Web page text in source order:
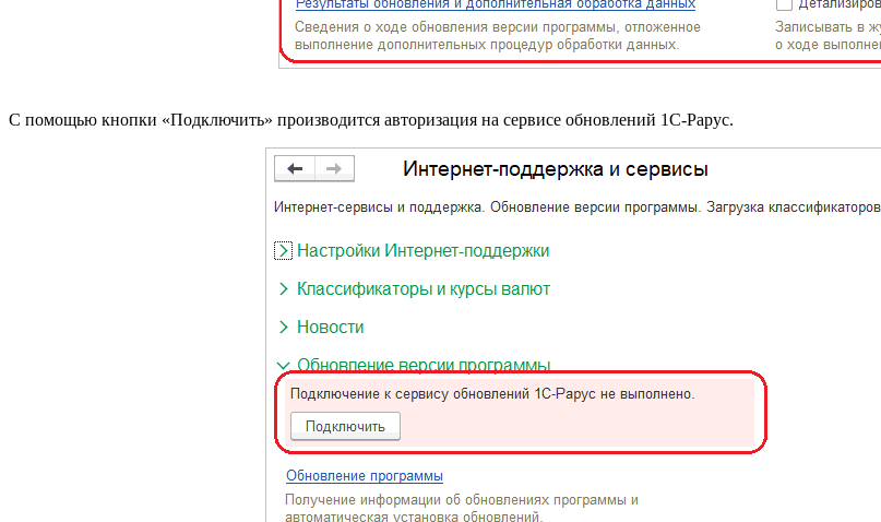
С помощью кнопки «Подключить» производится авторизация на сервисе обновлений 1С-Рарус.